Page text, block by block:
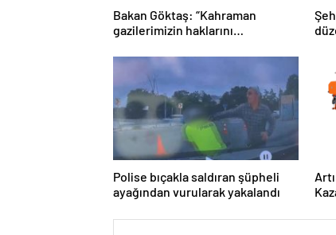
Bakan Göktaş: “Kahraman
gazilerimizin haklarını
kapılarını aralıyoruz”
Polise bıçakla saldıran şüpheli
ayağından vurularak yakalandı